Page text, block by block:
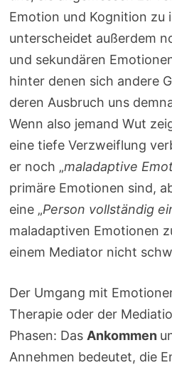
Emotion und Kognition zu
unterscheidet außerdem
und sekundären
hinter denen sich andere
deren Ausbruch uns
Wenn also jemand Wut
eine tiefe Verzweiflung
er noch „maladaptive
primäre Emotionen sind,
eine „Person vollständig
maladaptiven Emotionen
einem Mediator nicht
Der Umgang mit
Therapie oder der
Phasen: Das Ankommen
Annehmen bedeutet, die